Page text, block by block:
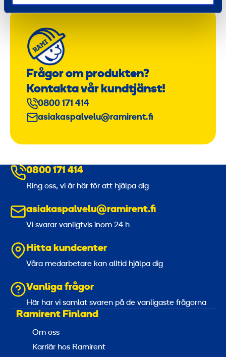
Frågor om produkten?
Kontakta vår kundtjänst!
0800 171 414
asiakaspalvelu@ramirent.fi
0800 171 414
Ring oss, vi är här för att hjälpa dig
asiakaspalvelu@ramirent.fi
Vi svarar vanligtvis inom 24 h
Hitta kundcenter
Våra medarbetare kan alltid hjälpa dig
Vanliga frågor
Här har vi samlat svaren på de vanligaste frågorna
Ramirent Finland
Om oss
Karriär hos Ramirent